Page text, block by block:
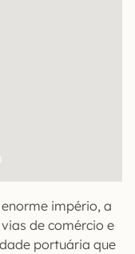
império, a
de comércio e
portuária que